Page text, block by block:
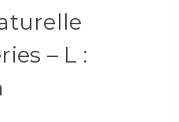
– L :